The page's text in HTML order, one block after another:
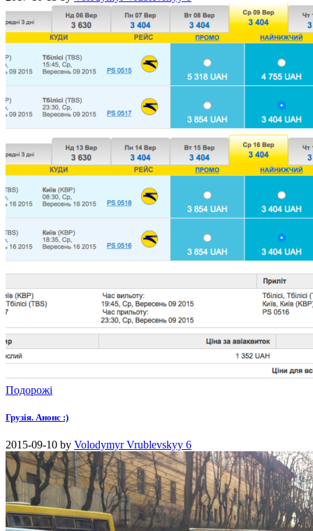
Подорожі
Грузія. Анонс :)
2015-09-10 by Volodymyr Vrublevskyy 6